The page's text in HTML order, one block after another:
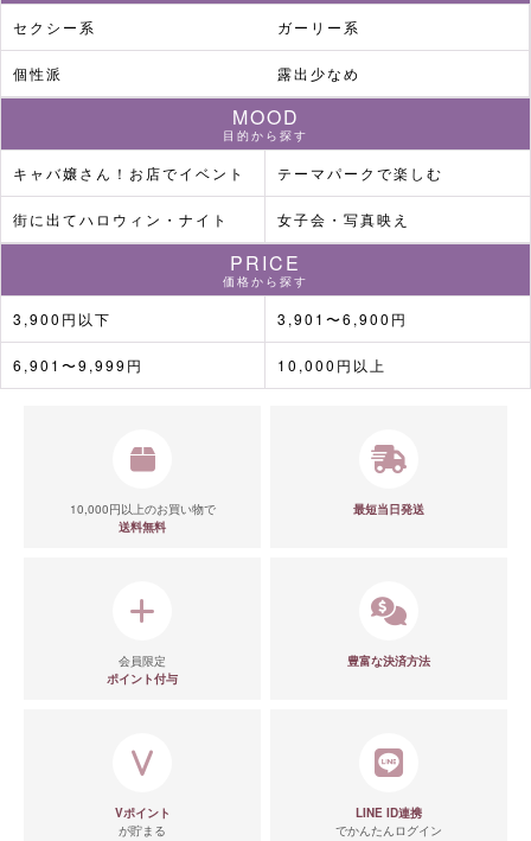
セクシー系 ガーリー系
個性派 露出少なめ
MOOD
目的から探す
キャバ嬢さん！お店でイベント テーマパークで楽しむ
街に出てハロウィン・ナイト 女子会・写真映え
PRICE
価格から探す
3,900円以下 3,901〜6,900円
6,901〜9,999円 10,000円以上
10,000円以上のお買い物で
送料無料
最短当日発送
会員限定
ポイント付与
豊富な決済方法
Vポイント
が貯まる
LINE ID連携
でかんたんログイン